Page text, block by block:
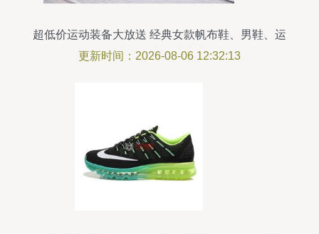
超低价运动装备大放送 经典女款帆布鞋、男鞋、运
动鞋、板鞋一站式选购
更新时间：2026-08-06 12:32:13